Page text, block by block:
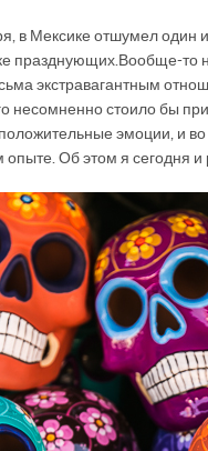
в Мексике отшумел один
празднующих. Вообще-то
экстравагантным
несомненно стоило бы
эмоции, и
опыте. Об этом я сегодня и